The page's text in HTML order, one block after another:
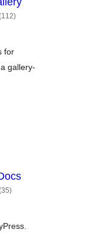
કુલ
રેટિંગ્સ
)
for
gallery-
કુલ
રેટિંગ્સ
)